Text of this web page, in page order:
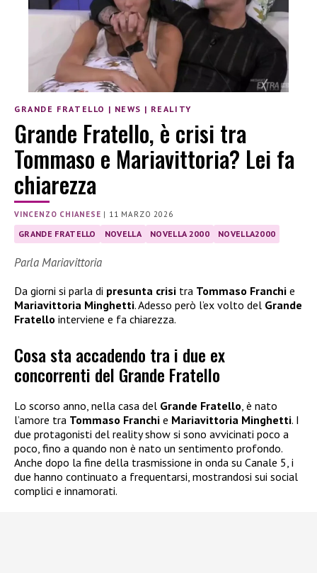
GRANDE FRATELLO | NEWS | REALITY
Grande Fratello, è crisi tra
Tommaso e Mariavittoria? Lei fa
chiarezza
VINCENZO CHIANESE | 11 MARZO 2026
GRANDE FRATELLO NOVELLA NOVELLA 2000 NOVELLA2000
Parla Mariavittoria
Da giorni si parla di presunta crisi tra Tommaso Franchi e
Mariavittoria Minghetti. Adesso però l’ex volto del Grande
Fratello interviene e fa chiarezza.
Cosa sta accadendo tra i due ex
concorrenti del Grande Fratello
Lo scorso anno, nella casa del Grande Fratello, è nato
l’amore tra Tommaso Franchi e Mariavittoria Minghetti. I
due protagonisti del reality show si sono avvicinati poco a
poco, fino a quando non è nato un sentimento profondo.
Anche dopo la fine della trasmissione in onda su Canale 5, i
due hanno continuato a frequentarsi, mostrandosi sui social
complici e innamorati.